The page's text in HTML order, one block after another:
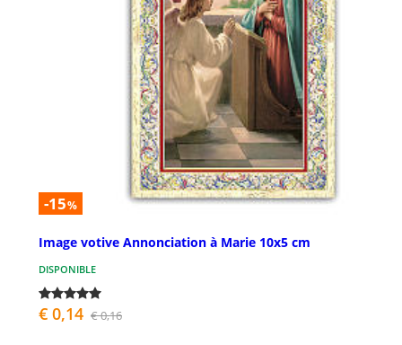
-15%
Image votive Annonciation à Marie 10x5 cm
DISPONIBLE
€ 0,14 € 0,16